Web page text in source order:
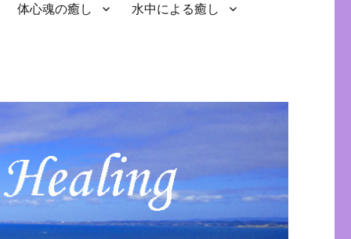
体心魂の癒し 水中による癒し